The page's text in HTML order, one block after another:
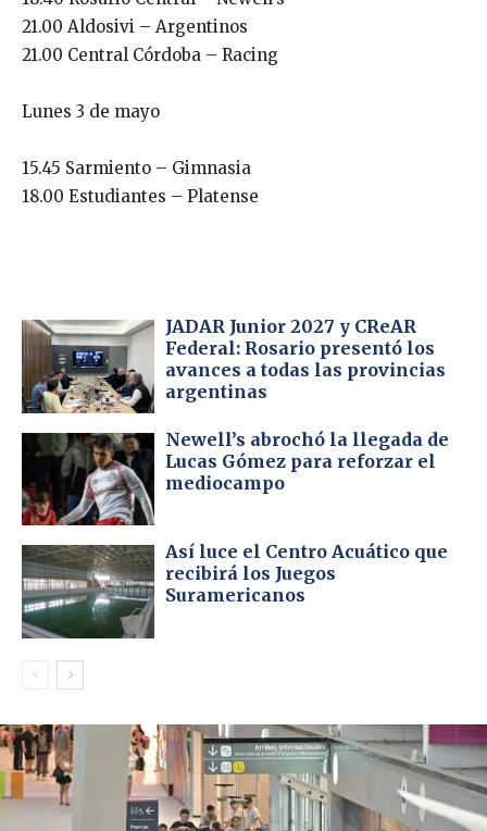
21.00 Aldosivi – Argentinos
21.00 Central Córdoba – Racing
Lunes 3 de mayo
15.45 Sarmiento – Gimnasia
18.00 Estudiantes – Platense
JADAR Junior 2027 y CReAR
Federal: Rosario presentó los
avances a todas las provincias
argentinas
Newell’s abrochó la llegada de
Lucas Gómez para reforzar el
mediocampo
Así luce el Centro Acuático que
recibirá los Juegos
Suramericanos